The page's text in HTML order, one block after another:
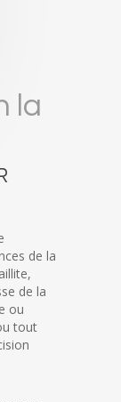
la
de la
de la
ou
tout